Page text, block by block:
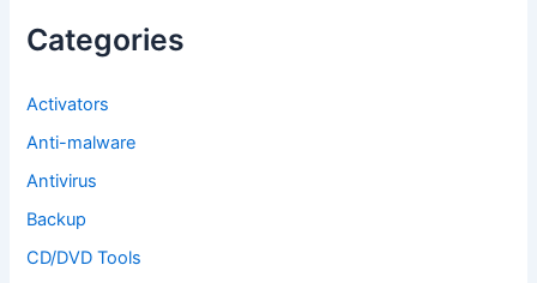
f
o
:
Categories
Activators
Anti-malware
Antivirus
Backup
CD/DVD Tools